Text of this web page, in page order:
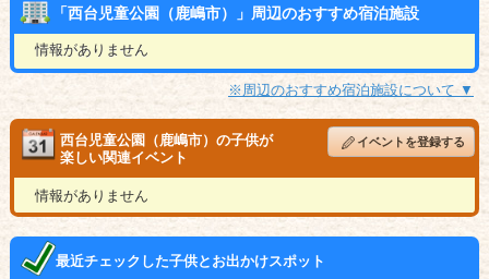
「西台児童公園（鹿嶋市）」周辺のおすすめ宿泊施設
情報がありません
※周辺のおすすめ宿泊施設について ▼
西台児童公園（鹿嶋市）の子供が
楽しい関連イベント
イベントを登録する
情報がありません
最近チェックした子供とお出かけスポット